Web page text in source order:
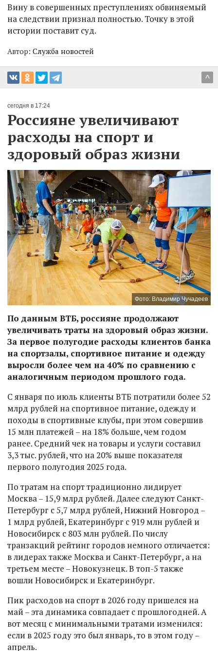
Вину в совершенных преступлениях обвиняемый
на следствии признал полностью. Точку в этой
истории поставит суд.
Автор: Служба новостей
^
сегодня в 17:24
Россияне увеличивают
расходы на спорт и
здоровый образ жизни
Фото: Владимир Чучадеев
По данным ВТБ, россияне продолжают
увеличивать траты на здоровый образ жизни.
За первое полугодие расходы клиентов банка
на спортзалы, спортивное питание и одежду
выросли более чем на 40% по сравнению с
аналогичным периодом прошлого года.
С января по июль клиенты ВТБ потратили более 52
млрд рублей на спортивное питание, одежду и
походы в спортивные клубы, при этом совершив
15 млн платежей – на 18% больше, чем годом
ранее. Средний чек на товары и услуги составил
3,3 тыс. рублей, что на 20% выше показателя
первого полугодия 2025 года.
По тратам на спорт традиционно лидирует
Москва – 15,9 млрд рублей. Далее следуют Санкт-
Петербург с 5,7 млрд рублей, Нижний Новгород –
1 млрд рублей, Екатеринбург с 919 млн рублей и
Новосибирск с 803 млн рублей. По числу
транзакций рейтинг городов немного отличается:
в лидерах также Москва и Санкт-Петербург, а на
третьем месте – Новокузнецк. В топ-5 также
вошли Новосибирск и Екатеринбург.
Пик расходов на спорт в 2026 году пришелся на
май – эта динамика совпадает с прошлогодней. А
вот месяц с минимальными тратами изменился:
если в 2025 году это был январь, то в этом году –
апрель.